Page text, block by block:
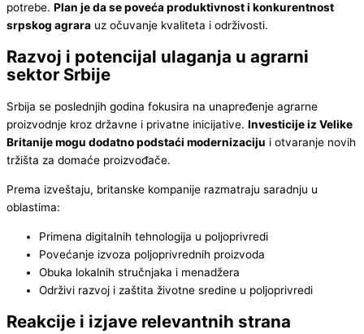
potrebe. Plan je da se poveća produktivnost i konkurentnost
srpskog agrara uz očuvanje kvaliteta i održivosti.
Razvoj i potencijal ulaganja u agrarni
sektor Srbije
Srbija se poslednjih godina fokusira na unapređenje agrarne
proizvodnje kroz državne i privatne inicijative. Investicije iz Velike
Britanije mogu dodatno podstaći modernizaciju i otvaranje novih
tržišta za domaće proizvođače.
Prema izveštaju, britanske kompanije razmatraju saradnju u
oblastima:
Primena digitalnih tehnologija u poljoprivredi
Povećanje izvoza poljoprivrednih proizvoda
Obuka lokalnih stručnjaka i menadžera
Održivi razvoj i zaštita životne sredine u poljoprivredi
Reakcije i izjave relevantnih strana